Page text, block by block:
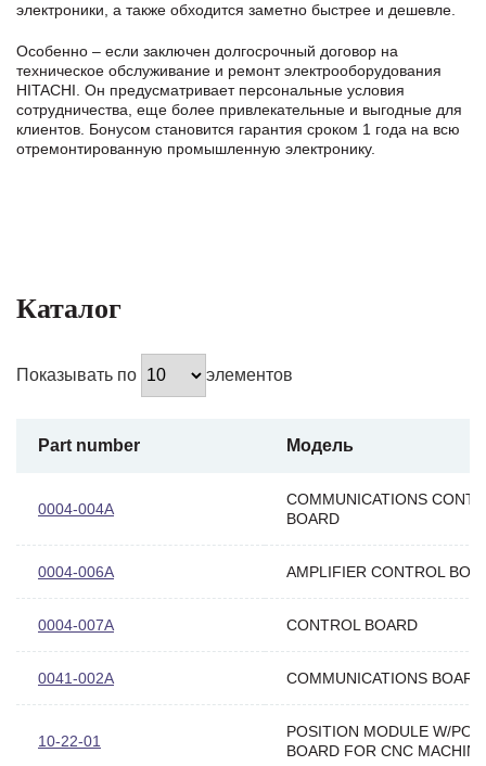
электроники, а также обходится заметно быстрее и дешевле.
Особенно – если заключен долгосрочный договор на
техническое обслуживание и ремонт электрооборудования
HITACHI. Он предусматривает персональные условия
сотрудничества, еще более привлекательные и выгодные для
клиентов. Бонусом становится гарантия сроком 1 года на всю
отремонтированную промышленную электронику.
Каталог
Показывать по элементов
Part number Модель
0004-004A
COMMUNICATIONS
BOARD
0004-006A AMPLIFIER CONTROL
0004-007A CONTROL BOARD
0041-002A COMMUNICATIONS BOARD
10-22-01
POSITION MODULE W/
BOARD FOR CNC MACHINE